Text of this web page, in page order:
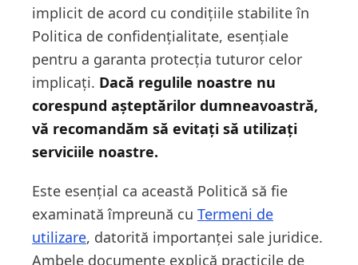
implicit de acord cu condițiile stabilite în
Politica de confidențialitate, esențiale
pentru a garanta protecția tuturor celor
implicați. Dacă regulile noastre nu
corespund așteptărilor dumneavoastră,
vă recomandăm să evitați să utilizați
serviciile noastre.
Este esențial ca această Politică să fie
examinată împreună cu Termeni de
utilizare, datorită importanței sale juridice.
Ambele documente explică practicile de